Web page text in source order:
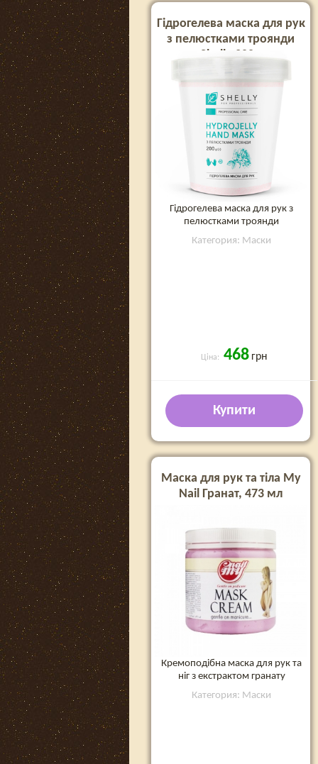
Гідрогелева маска для рук
з пелюстками троянди
Shelly 200 г
Гідрогелева маска для рук з
пелюстками троянди
Категория: Маски
Ціна: 468 грн
Купити
Маска для рук та тіла My
Nail Гранат, 473 мл
Кремоподібна маска для рук та
ніг з екстрактом гранату
Категория: Маски